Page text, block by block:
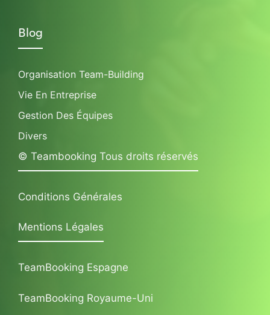
Blog
Organisation Team-Building
Vie En Entreprise
Gestion Des Équipes
Divers
© Teambooking Tous droits réservés
Conditions Générales
Mentions Légales
TeamBooking Espagne
TeamBooking Royaume-Uni